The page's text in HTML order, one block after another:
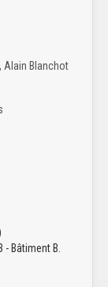
Alain Blanchot
Bâtiment B.